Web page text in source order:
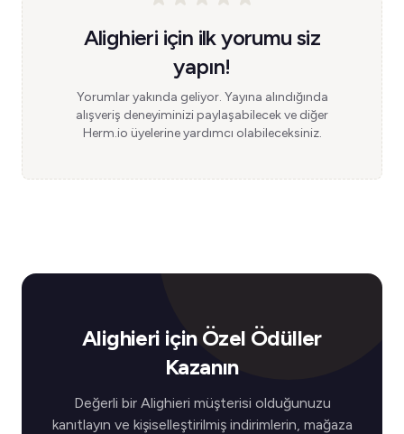
Alighieri için ilk yorumu siz
yapın!
Yorumlar yakında geliyor. Yayına alındığında
alışveriş deneyiminizi paylaşabilecek ve diğer
Herm.io üyelerine yardımcı olabileceksiniz.
Alighieri için Özel Ödüller
Kazanın
Değerli bir Alighieri müşterisi olduğunuzu
kanıtlayın ve kişiselleştirilmiş indirimlerin, mağaza